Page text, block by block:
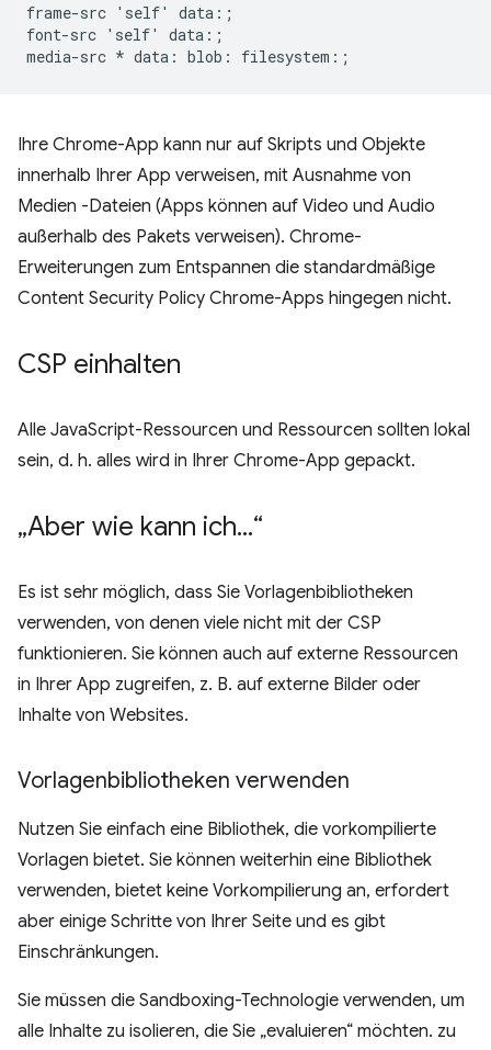
frame-src 'self' data:;
font-src 'self' data:;
Ihre Chrome-App kann nur auf Skripts und Objekte
innerhalb Ihrer App verweisen, mit Ausnahme von
Medien -Dateien (Apps können auf Video und Audio
außerhalb des Pakets verweisen). Chrome-
Erweiterungen zum Entspannen die standardmäßige
Content Security Policy Chrome-Apps hingegen nicht.
CSP einhalten
Alle JavaScript-Ressourcen und Ressourcen sollten lokal
sein, d. h. alles wird in Ihrer Chrome-App gepackt.
„Aber wie kann ich...“
Es ist sehr möglich, dass Sie Vorlagenbibliotheken
verwenden, von denen viele nicht mit der CSP
funktionieren. Sie können auch auf externe Ressourcen
in Ihrer App zugreifen, z. B. auf externe Bilder oder
Inhalte von Websites.
Vorlagenbibliotheken verwenden
Nutzen Sie einfach eine Bibliothek, die vorkompilierte
Vorlagen bietet. Sie können weiterhin eine Bibliothek
verwenden, bietet keine Vorkompilierung an, erfordert
aber einige Schritte von Ihrer Seite und es gibt
Einschränkungen.
Sie müssen die Sandboxing-Technologie verwenden, um
alle Inhalte zu isolieren, die Sie „evaluieren“ möchten. zu